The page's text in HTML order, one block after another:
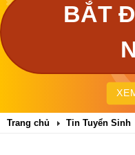
BẮT
Trang chủ Tin Tuyển Sinh